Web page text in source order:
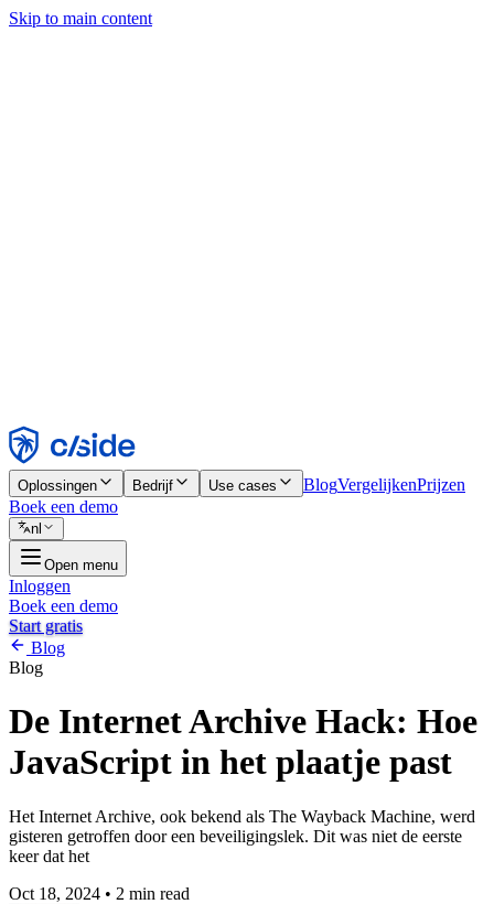
Skip to main content
Weigeren
Oplossingen Bedrijf Use cases BlogVergelijkenPrijzen
Boek een demo
nl
Open menu
Inloggen
Boek een demo
Start gratis
Blog
Blog
De Internet Archive Hack: Hoe
JavaScript in het plaatje past
Het Internet Archive, ook bekend als The Wayback Machine, werd
gisteren getroffen door een beveiligingslek. Dit was niet de eerste
keer dat het
Oct 18, 2024 • 2 min read